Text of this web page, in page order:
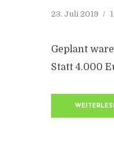
23. Juli 2019
Geplant
Statt 4.000